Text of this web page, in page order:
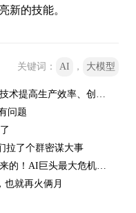
新的技能。
关键词： AI ， 大模型
问题
拉了个群密谋大事
也就再火俩月